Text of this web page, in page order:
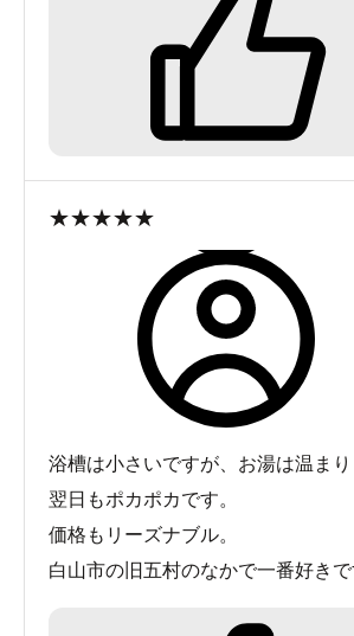
疑問なのは860Lもの豊富な湯量が
浴槽の大きさから充分掛け流しがで
場が手狭に感じました。
行くなら平日昼間くらいしかのんび
「評価」は休日の混み具合も合わせ
昼間ならもう1点プラスできるかと
また立地上冬の夕方は近隣のスキー
車場すら入れないこともあります。
休憩所は畳敷きでこじんまりしてお
ング機器も用意されてます。
★★★★★
浴槽は小さいですが、お湯は温まり
翌日もポカポカです。
価格もリーズナブル。
白山市の旧五村のなかで一番好きで